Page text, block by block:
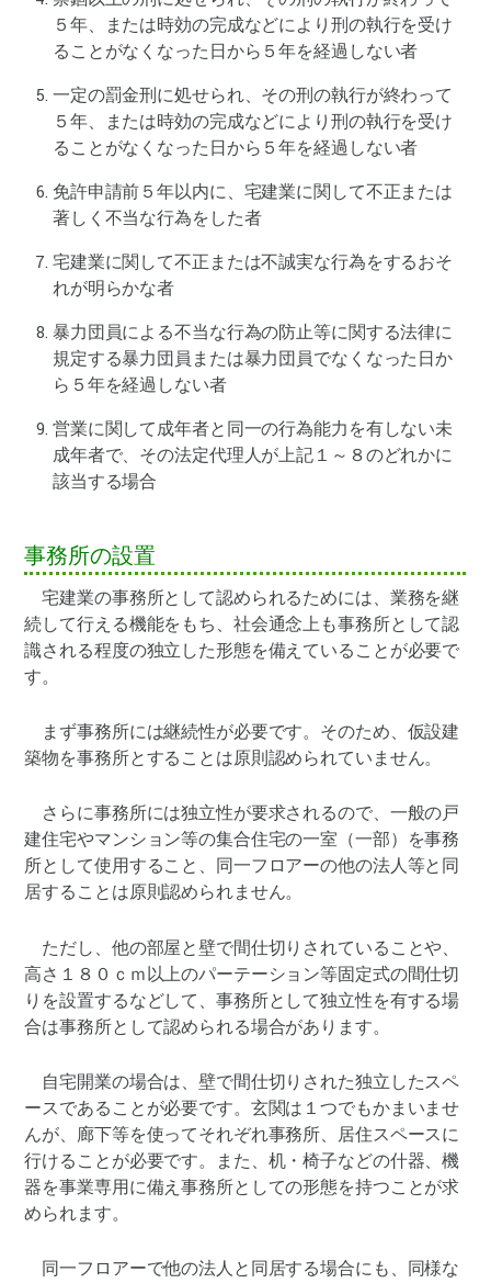
５年、または時効の完成などにより刑の執行を受け
ることがなくなった日から５年を経過しない者
一定の罰金刑に処せられ、その刑の執行が終わって
５年、または時効の完成などにより刑の執行を受け
ることがなくなった日から５年を経過しない者
免許申請前５年以内に、宅建業に関して不正または
著しく不当な行為をした者
宅建業に関して不正または不誠実な行為をするおそ
れが明らかな者
暴力団員による不当な行為の防止等に関する法律に
規定する暴力団員または暴力団員でなくなった日か
ら５年を経過しない者
営業に関して成年者と同一の行為能力を有しない未
成年者で、その法定代理人が上記１～８のどれかに
該当する場合
事務所の設置
宅建業の事務所として認められるためには、業務を継
続して行える機能をもち、社会通念上も事務所として認
識される程度の独立した形態を備えていることが必要で
す。
まず事務所には継続性が必要です。そのため、仮設建
築物を事務所とすることは原則認められていません。
さらに事務所には独立性が要求されるので、一般の戸
建住宅やマンション等の集合住宅の一室（一部）を事務
所として使用すること、同一フロアーの他の法人等と同
居することは原則認められません。
ただし、他の部屋と壁で間仕切りされていることや、
高さ１８０ｃｍ以上のパーテーション等固定式の間仕切
りを設置するなどして、事務所として独立性を有する場
合は事務所として認められる場合があります。
自宅開業の場合は、壁で間仕切りされた独立したスペ
ースであることが必要です。玄関は１つでもかまいませ
んが、廊下等を使ってそれぞれ事務所、居住スペースに
行けることが必要です。また、机・椅子などの什器、機
器を事業専用に備え事務所としての形態を持つことが求
められます。
同一フロアーで他の法人と同居する場合にも、同様な